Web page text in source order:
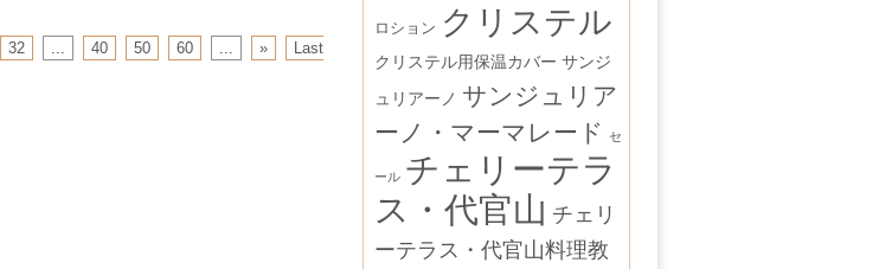
32 ... 40 50 60 ... »
Last
ロション クリステル
クリステル用保温カバー サンジ
ュリアーノ サンジュリア
ーノ・マーマレード
セ
ール チェリーテラ
ス・代官山 チェリ
ーテラス・代官山料理教